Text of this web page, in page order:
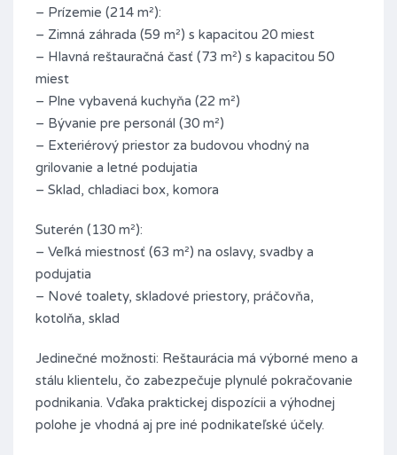
– Prízemie (214 m²):
– Zimná záhrada (59 m²) s kapacitou 20 miest
– Hlavná reštauračná časť (73 m²) s kapacitou 50
miest
– Plne vybavená kuchyňa (22 m²)
– Bývanie pre personál (30 m²)
– Exteriérový priestor za budovou vhodný na
grilovanie a letné podujatia
– Sklad, chladiaci box, komora
Suterén (130 m²):
– Veľká miestnosť (63 m²) na oslavy, svadby a
podujatia
– Nové toalety, skladové priestory, práčovňa,
kotolňa, sklad
Jedinečné možnosti: Reštaurácia má výborné meno a
stálu klientelu, čo zabezpečuje plynulé pokračovanie
podnikania. Vďaka praktickej dispozícii a výhodnej
polohe je vhodná aj pre iné podnikateľské účely.